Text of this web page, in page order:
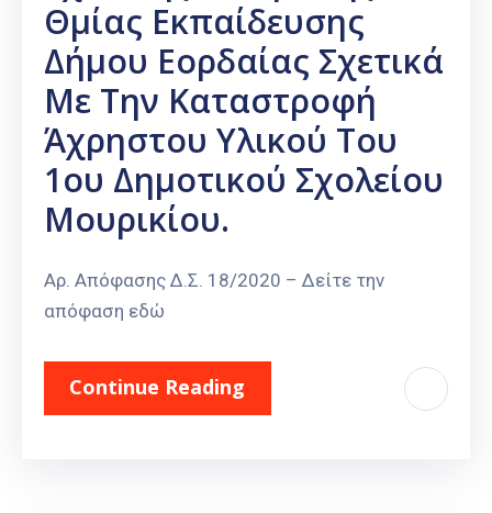
Θμίας Εκπαίδευσης
Δήμου Εορδαίας Σχετικά
Με Την Καταστροφή
Άχρηστου Υλικού Του
1ου Δημοτικού Σχολείου
Μουρικίου.
Αρ. Απόφασης Δ.Σ. 18/2020 – Δείτε την
απόφαση εδώ
Continue Reading